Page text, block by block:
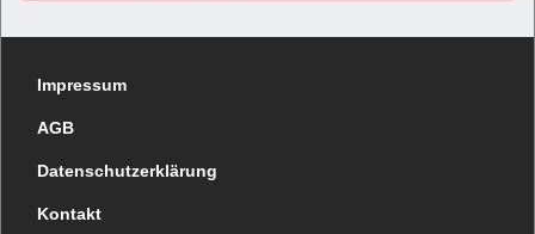
Impressum
AGB
Datenschutzerklärung
Kontakt